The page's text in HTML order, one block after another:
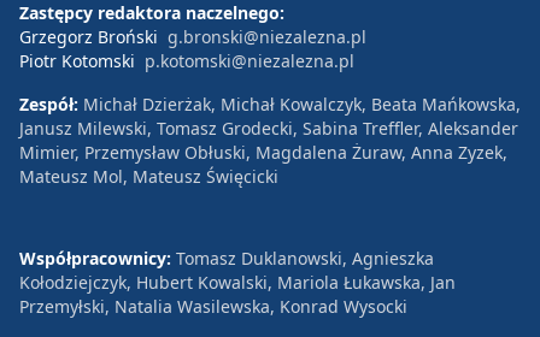
Zastępcy redaktora naczelnego:
Grzegorz Broński g.bronski@niezalezna.pl
Piotr Kotomski p.kotomski@niezalezna.pl
Zespół: Michał Dzierżak, Michał Kowalczyk, Beata Mańkowska,
Janusz Milewski, Tomasz Grodecki, Sabina Treffler, Aleksander
Mimier, Przemysław Obłuski, Magdalena Żuraw, Anna Zyzek,
Mateusz Mol, Mateusz Święcicki
Współpracownicy: Tomasz Duklanowski, Agnieszka
Kołodziejczyk, Hubert Kowalski, Mariola Łukawska, Jan
Przemyłski, Natalia Wasilewska, Konrad Wysocki